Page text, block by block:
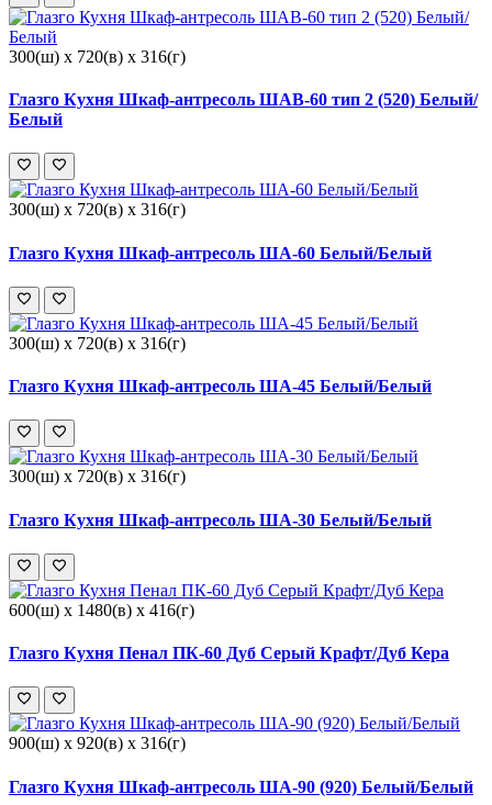
300(ш) x 720(в) x 316(г)
Глазго Кухня Шкаф-антресоль ШАВ-60 тип 2 (520) Белый/
Белый
300(ш) x 720(в) x 316(г)
Глазго Кухня Шкаф-антресоль ША-60 Белый/Белый
300(ш) x 720(в) x 316(г)
Глазго Кухня Шкаф-антресоль ША-45 Белый/Белый
300(ш) x 720(в) x 316(г)
Глазго Кухня Шкаф-антресоль ША-30 Белый/Белый
600(ш) x 1480(в) x 416(г)
Глазго Кухня Пенал ПК-60 Дуб Серый Крафт/Дуб Кера
900(ш) x 920(в) x 316(г)
Глазго Кухня Шкаф-антресоль ША-90 (920) Белый/Белый